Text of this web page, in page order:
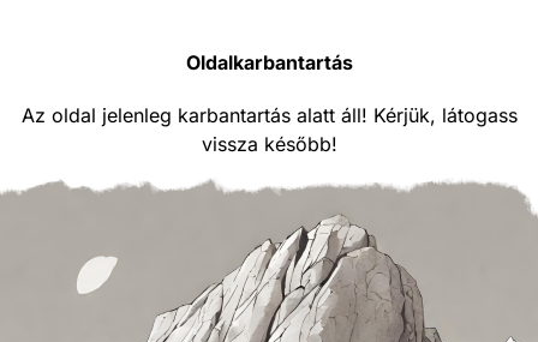
Oldalkarbantartás
Az oldal jelenleg karbantartás alatt áll! Kérjük, látogass
vissza később!